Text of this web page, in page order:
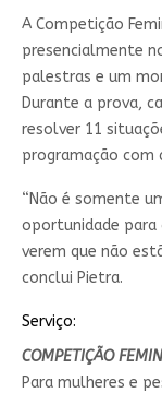
A Competição
presencialmente
palestras e um
Durante a prova,
resolver 11
programação com
“Não é somente
oportunidade para
verem que não
conclui Pietra.
Serviço:
COMPETIÇÃO
Para mulheres e